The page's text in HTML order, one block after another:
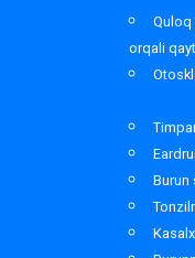
Quloq
orqali
Burun